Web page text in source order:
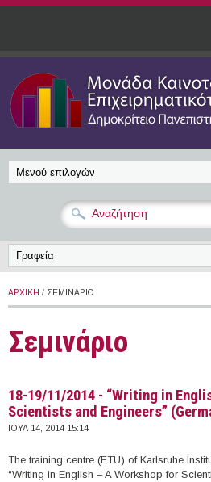
Παράκαμψη προς το κυρίως
ΑΡΧΙΚΉ / ΣΕΜΙΝΆΡΙΟ
Σεμινάριο
18-19/11/2014 - “Writing in
Scientists and Engineers”
ΙΟΥΛ 14, 2014 15:14
The training centre (FTU) of Karlsruhe
“Writing in English – A Workshop for